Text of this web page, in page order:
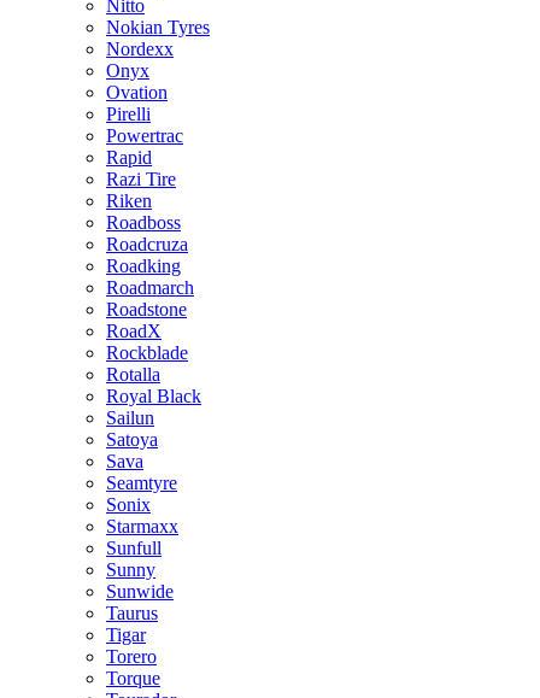
Nitto
Nokian Tyres
Nordexx
Onyx
Ovation
Pirelli
Powertrac
Rapid
Razi Tire
Riken
Roadboss
Roadcruza
Roadking
Roadmarch
Roadstone
RoadX
Rockblade
Rotalla
Royal Black
Sailun
Satoya
Sava
Seamtyre
Sonix
Starmaxx
Sunfull
Sunny
Sunwide
Taurus
Tigar
Torero
Torque